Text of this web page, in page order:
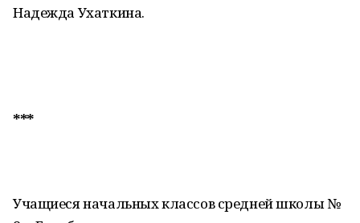
Надежда Ухаткина.
***
Учащиеся начальных классов средней школы №